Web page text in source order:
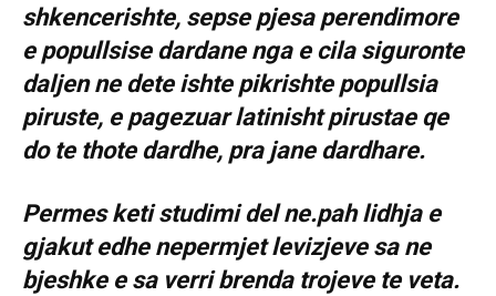
shkencerishte, sepse pjesa perendimore
e popullsise dardane nga e cila siguronte
daljen ne dete ishte pikrishte popullsia
piruste, e pagezuar latinisht pirustae qe
do te thote dardhe, pra jane dardhare.
Permes keti studimi del ne.pah lidhja e
gjakut edhe nepermjet levizjeve sa ne
bjeshke e sa verri brenda trojeve te veta.